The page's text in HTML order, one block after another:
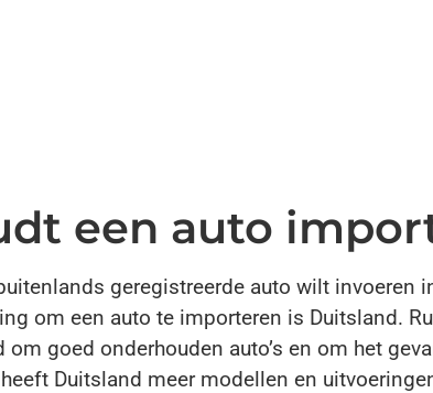
een auto
geregistreerde auto wilt invoeren
om een auto te importeren is Duitsland.
om goed onderhouden auto’s en om het
heeft Duitsland meer modellen en